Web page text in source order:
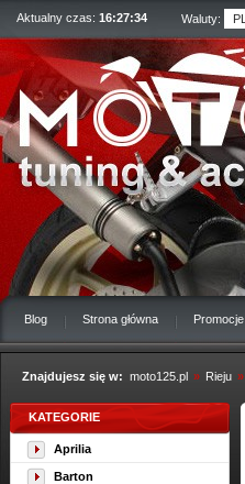
Aktualny czas: 16:27:35 Waluty:
Blog Strona główna Promocje
Znajdujesz się w: moto125.pl » Rieju »
KATEGORIE
Aprilia
Barton